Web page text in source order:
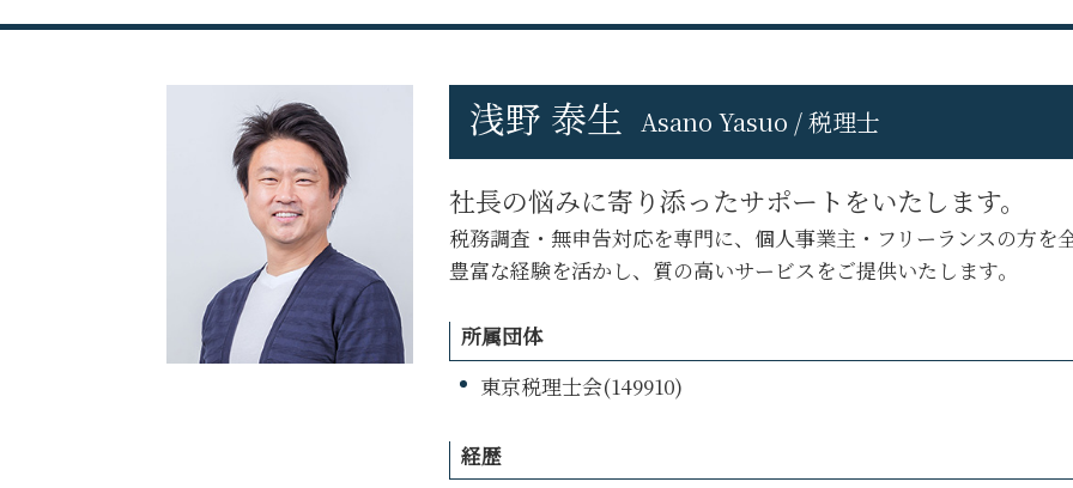
税務調査 断れる
税務調査 個人事業主
税務調査 修正申告 断る
税務調査 フリーランス
税務調査 流れ
税務調査 準備
税理士 契約 内容
機密 文書 回収
税理士変更 メリット
税理士交代時 手続き
税理士 を 変え たい
税務調査 タイミング
法人 税務
税務相談
税務相談 税理士
税務調査 立会い
税務申告 法人 期限
税務調査
税務調査 対策
税務申告 決算
税務申告
税務相談 独占業務
八王子市 税理士変更
府中市 事業計画
日野市 事業計画
府中市 税務申告
日野市 会社設立
府中市 税務相談
八王子市 税務申告
浅野 泰生 Asano Yasuo / 税理士
社長の悩みに寄り添ったサポートをいたします。
税務調査・無申告対応を専門に、個人事業主・フリーランスの方を
豊富な経験を活かし、質の高いサービスをご提供いたします。
所属団体
東京税理士会(149910)
経歴